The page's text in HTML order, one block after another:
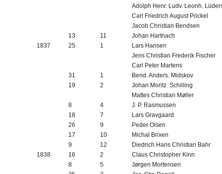
Adolph Henr. Ludv. Leonh.
Carl Friedrich August Pöckel
Jacob Christian Bendsen
13
11
Johan Hartnach
1837
25 1
Lars Hansen
Jens Christian Frederik Fischer
Carl Peter Martens
31
1
Bend. Anders. Midskov
19
2 Johan Moritz Schilling
Mattes Christian Møller
8
4
J. P. Rasmussen
18
7
Lars Gravgaard
26
9
Peder Olsen
17
10
Michal Brixen
9
12
Diedrich Hans Christian Bahr
1838
16 2
Claus Christopher Kinn
8
5
Jørgen Mortensen